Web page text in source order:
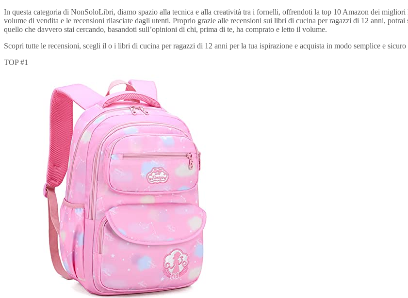
In questa categoria di NonSoloLibri, diamo spazio alla tecnica e alla creatività tra i fornelli, offrendoti la top 10 Amazon dei
volume di vendita e le recensioni rilasciate dagli utenti. Proprio grazie alle recensioni sui libri di cucina per ragazzi di 12 anni,
quello che davvero stai cercando, basandoti sull’opinioni di chi, prima di te, ha comprato e letto il volume.
Scopri tutte le recensioni, scegli il o i libri di cucina per ragazzi di 12 anni per la tua ispirazione e acquista in modo semplice e
TOP #1